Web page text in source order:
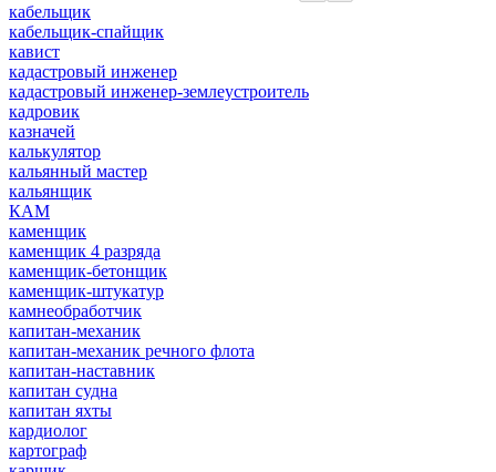
кабельщик
кабельщик-спайщик
кавист
кадастровый инженер
кадастровый инженер-землеустроитель
кадровик
казначей
калькулятор
кальянный мастер
кальянщик
КАМ
каменщик
каменщик 4 разряда
каменщик-бетонщик
каменщик-штукатур
камнеобработчик
капитан-механик
капитан-механик речного флота
капитан-наставник
капитан судна
капитан яхты
кардиолог
картограф